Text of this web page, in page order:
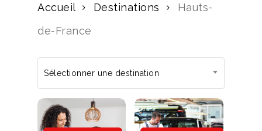
Accueil
Destinations
Hauts-
de-France
Sélectionner une destination